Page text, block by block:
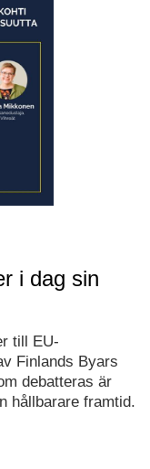
i dag sin
till EU-
Finlands Byars
debatteras är
hållbarare framtid.